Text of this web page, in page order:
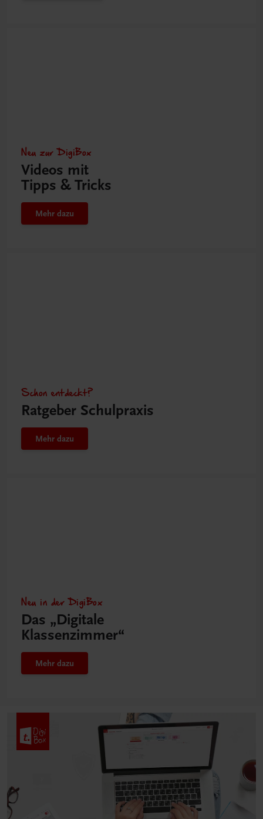
Neu zur DigiBox
Videos mit
Tipps & Tricks
Mehr dazu
Schon entdeckt?
Ratgeber Schulpraxis
Mehr dazu
Neu in der DigiBox
Das „Digitale
Klassenzimmer“
Mehr dazu